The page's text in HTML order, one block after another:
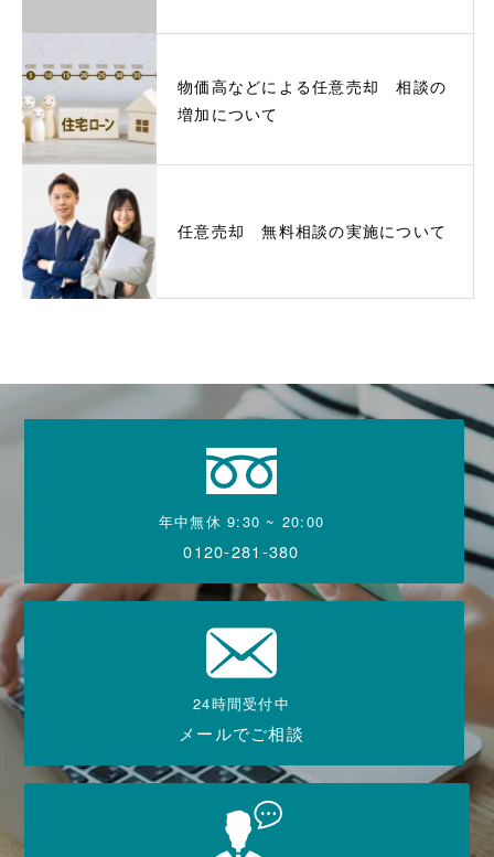
物価高などによる任意売却 相談の
増加について
任意売却 無料相談の実施について
年中無休 9:30 ~ 20:00
0120-281-380
24時間受付中
メールでご相談